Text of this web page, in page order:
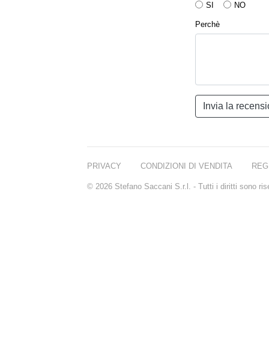
SI NO
Perchè
PRIVACY CONDIZIONI DI VENDITA
© 2026 Stefano Saccani S.r.l. - Tutti i diritti sono